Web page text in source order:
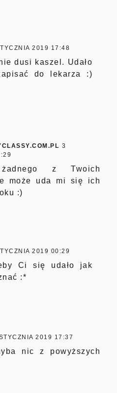
2019 17:48
dusi kaszel. Udało
do lekarza :)
3
z Twoich
może uda mi się ich
:)
2019 00:29
Ci się udało jak
:*
2019 17:37
nic z powyższych